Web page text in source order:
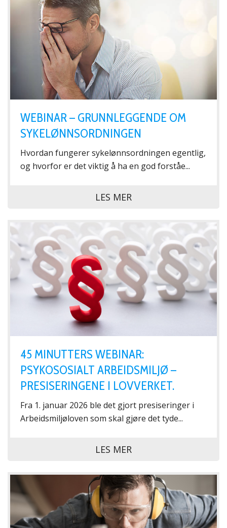
WEBINAR – GRUNNLEGGENDE OM
SYKELØNNSORDNINGEN
Hvordan fungerer sykelønnsordningen egentlig,
og hvorfor er det viktig å ha en god forståe...
LES MER
45 MINUTTERS WEBINAR:
PSYKOSOSIALT ARBEIDSMILJØ –
PRESISERINGENE I LOVVERKET.
Fra 1. januar 2026 ble det gjort presiseringer i
Arbeidsmiljøloven som skal gjøre det tyde...
LES MER